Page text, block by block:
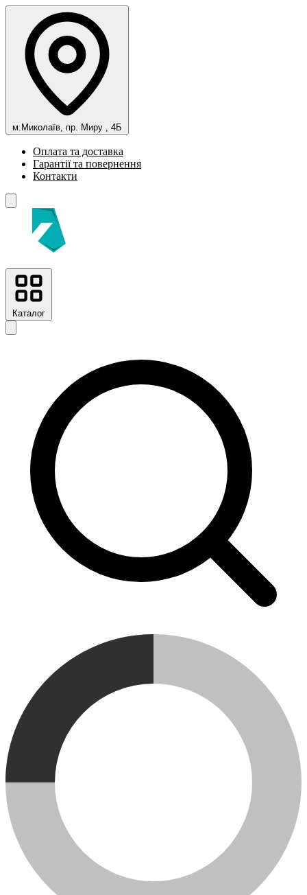
м.Миколаїв, пр. Миру , 4Б
Оплата та доставка
Гарантії та повернення
Контакти
Каталог